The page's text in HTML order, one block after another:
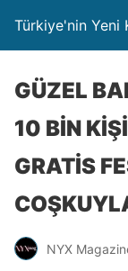
Türkiye'nin Yeni
GÜZEL
10 BİN
GRATİS
NYX